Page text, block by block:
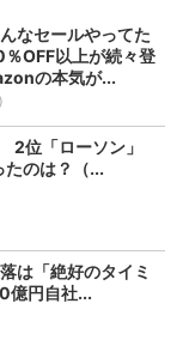
んなセールやってた
OFF以上が続々登
の本気が...
位「ローソン」
たのは？（...
は「絶好のタイミ
円自社...